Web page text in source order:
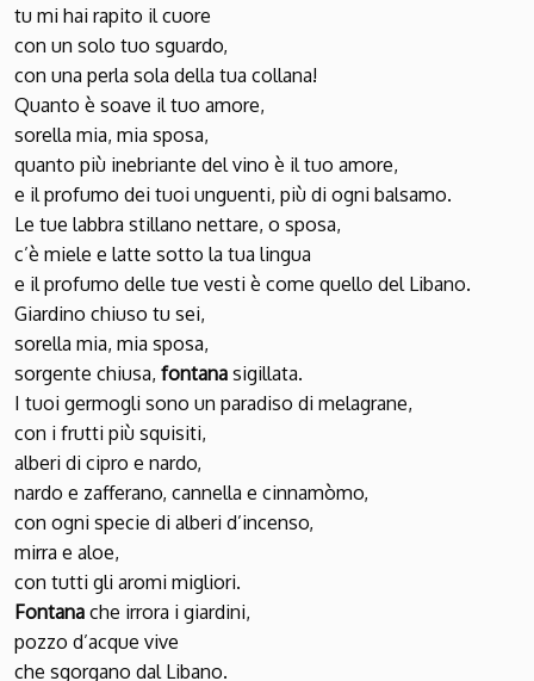
tu mi hai rapito il cuore
con un solo tuo sguardo,
con una perla sola della tua collana!
Quanto è soave il tuo amore,
sorella mia, mia sposa,
quanto più inebriante del vino è il tuo amore,
e il profumo dei tuoi unguenti, più di ogni balsamo.
Le tue labbra stillano nettare, o sposa,
c’è miele e latte sotto la tua lingua
e il profumo delle tue vesti è come quello del Libano.
Giardino chiuso tu sei,
sorella mia, mia sposa,
sorgente chiusa, fontana sigillata.
I tuoi germogli sono un paradiso di melagrane,
con i frutti più squisiti,
alberi di cipro e nardo,
nardo e zafferano, cannella e cinnamòmo,
con ogni specie di alberi d’incenso,
mirra e aloe,
con tutti gli aromi migliori.
Fontana che irrora i giardini,
pozzo d’acque vive
che sgorgano dal Libano.